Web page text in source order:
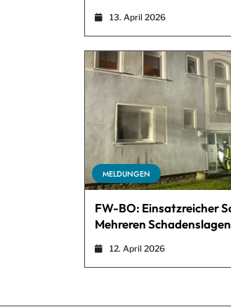
13. April 2026
MELDUNGEN
FW-BO: Einsatzreicher
Mehreren
12. April 2026